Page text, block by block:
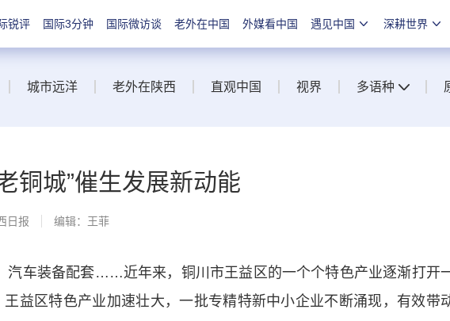
锐评 国际3分钟 国际微访谈 老外在中国 外媒看中国 遇见中国 深耕世界
城市远洋 老外在陕西 直观中国 视界 多语种
铜城”催生发展新动能
日报 编辑：王菲
车装备配套……近年来，铜川市王益区的一个个特色产业逐渐打开
王益区特色产业加速壮大，一批专精特新中小企业不断涌现，有效带